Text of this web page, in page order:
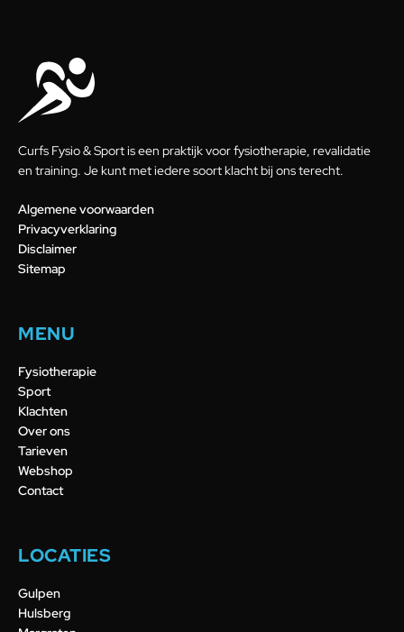
Curfs Fysio & Sport is een praktijk voor fysiotherapie, revalidatie
en training. Je kunt met iedere soort klacht bij ons terecht.
Algemene voorwaarden
Privacyverklaring
Disclaimer
Sitemap
MENU
Fysiotherapie
Sport
Klachten
Over ons
Tarieven
Webshop
Contact
LOCATIES
Gulpen
Hulsberg